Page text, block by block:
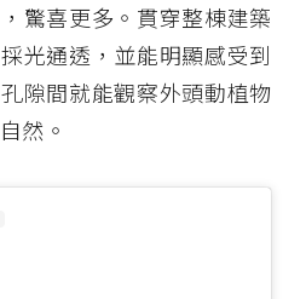
驚喜更多。貫穿整棟建築
光通透，並能明顯感受到
隙間就能觀察外頭動植物
然。